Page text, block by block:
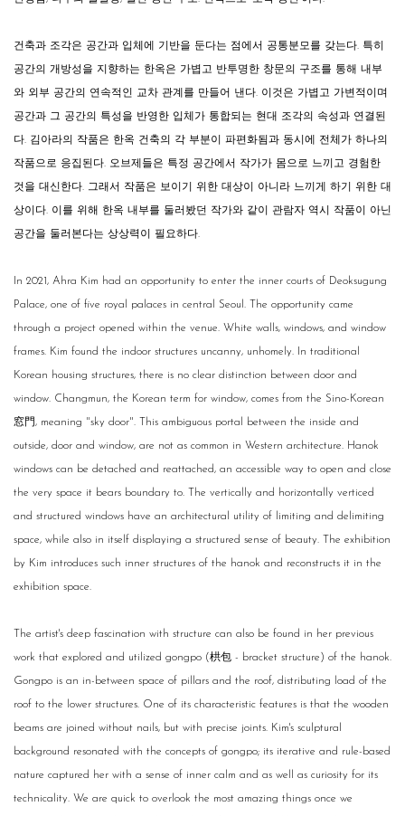
건축과 조각은 공간과 입체에 기반을 둔다는 점에서 공통분모를 갖는다. 특히
공간의 개방성을 지향하는 한옥은 가볍고 반투명한 창문의 구조를 통해 내부
와 외부 공간의 연속적인 교차 관계를 만들어 낸다. 이것은 가볍고 가변적이며
공간과 그 공간의 특성을 반영한 입체가 통합되는 현대 조각의 속성과 연결된
다. 김아라의 작품은 한옥 건축의 각 부분이 파편화됨과 동시에 전체가 하나의
작품으로 응집된다. 오브제들은 특정 공간에서 작가가 몸으로 느끼고 경험한
것을 대신한다. 그래서 작품은 보이기 위한 대상이 아니라 느끼게 하기 위한 대
상이다. 이를 위해 한옥 내부를 둘러봤던 작가와 같이 관람자 역시 작품이 아닌
공간을 둘러본다는 상상력이 필요하다.
In 2021, Ahra Kim had an opportunity to enter the inner courts of Deoksugung
Palace, one of five royal palaces in central Seoul. The opportunity came
through a project opened within the venue. White walls, windows, and window
frames. Kim found the indoor structures uncanny, unhomely. In traditional
Korean housing structures, there is no clear distinction between door and
window. Changmun, the Korean term for window, comes from the Sino-Korean
窓門, meaning "sky door". This ambiguous portal between the inside and
outside, door and window, are not as common in Western architecture. Hanok
windows can be detached and reattached, an accessible way to open and close
the very space it bears boundary to. The vertically and horizontally verticed
and structured windows have an architectural utility of limiting and delimiting
space, while also in itself displaying a structured sense of beauty. The exhibition
by Kim introduces such inner structures of the hanok and reconstructs it in the
exhibition space.
The artist's deep fascination with structure can also be found in her previous
work that explored and utilized gongpo (栱包 - bracket structure) of the hanok.
Gongpo is an in-between space of pillars and the roof, distributing load of the
roof to the lower structures. One of its characteristic features is that the wooden
beams are joined without nails, but with precise joints. Kim's sculptural
background resonated with the concepts of gongpo; its iterative and rule-based
nature captured her with a sense of inner calm and as well as curiosity for its
technicality. We are quick to overlook the most amazing things once we